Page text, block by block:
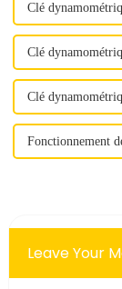
Clé
Clé
Clé
Fonctionnement
Leave Your